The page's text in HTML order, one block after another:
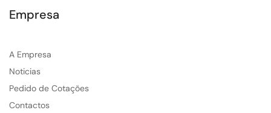
Empresa
A Empresa
Noticias
Pedido de Cotações
Contactos